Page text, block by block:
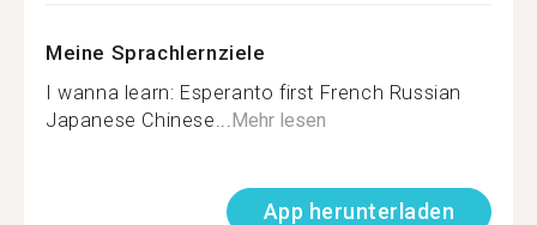
Meine Sprachlernziele
I wanna learn: Esperanto first French Russian
Japanese Chinese... Mehr lesen
App herunterladen